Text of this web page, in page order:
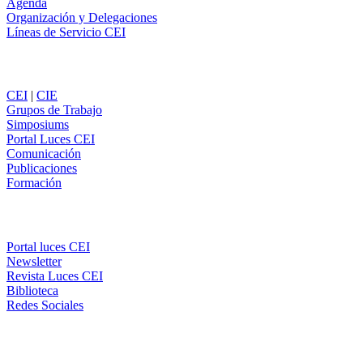
Organización y Delegaciones
Líneas de Servicio CEI
CEI | CIE
Grupos de Trabajo
Simposiums
Portal Luces CEI
Comunicación
Publicaciones
Formación
Portal luces CEI
Newsletter
Revista Luces CEI
Biblioteca
Redes Sociales